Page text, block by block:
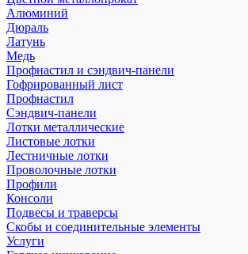
Алюминий
Дюраль
Латунь
Медь
Профнастил и сэндвич-панели
Гофрированный лист
Профнастил
Сэндвич-панели
Лотки металлические
Листовые лотки
Лестничные лотки
Проволочные лотки
Профили
Консоли
Подвесы и траверсы
Скобы и соединительные элементы
Услуги